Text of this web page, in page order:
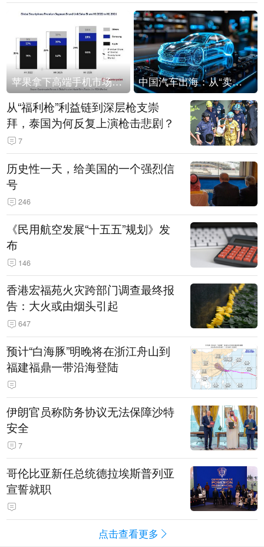
苹果拿下高端手机市场65%的份额：iPhone 17系列功不可没 中国汽车出海：从“卖出去”到“走进去”
从“福利枪”利益链到深层枪支崇
拜，泰国为何反复上演枪击悲剧？
7
历史性一天，给美国的一个强烈信
号
246
《民用航空发展“十五五”规划》发
布
146
香港宏福苑火灾跨部门调查最终报
告：大火或由烟头引起
647
预计“白海豚”明晚将在浙江舟山到
福建福鼎一带沿海登陆
伊朗官员称防务协议无法保障沙特
安全
7
哥伦比亚新任总统德拉埃斯普列亚
宣誓就职
点击查看更多